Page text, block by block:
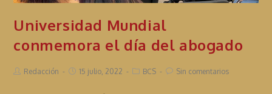
Universidad Mundial
conmemora el día del abogado
Redacción 15 julio, 2022 BCS Sin comentarios